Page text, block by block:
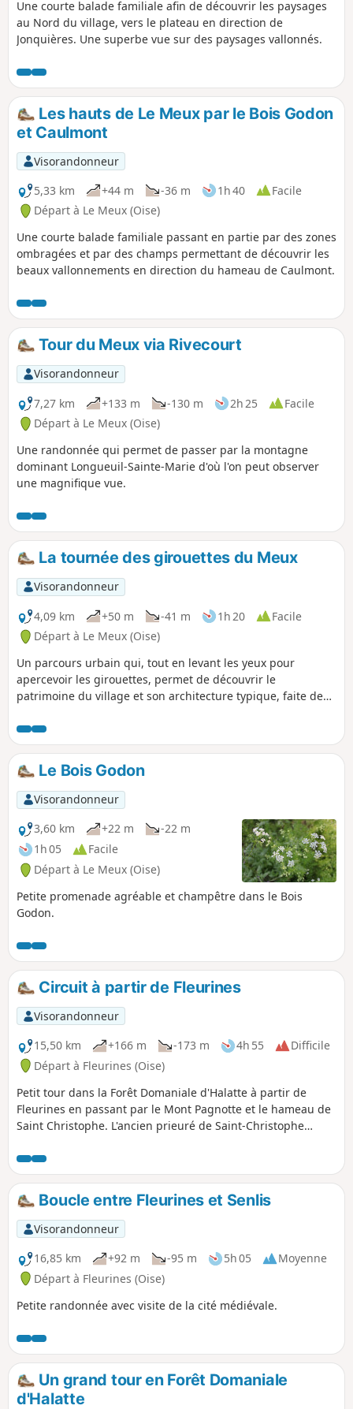
Une courte balade familiale afin de découvrir les paysages
au Nord du village, vers le plateau en direction de
Jonquières. Une superbe vue sur des paysages vallonnés.
Les hauts de Le Meux par le Bois Godon
et Caulmont
Visorandonneur
5,33 km
+44 m -36 m 1h 40
Facile
Départ à Le Meux (Oise)
Une courte balade familiale passant en partie par des zones
ombragées et par des champs permettant de découvrir les
beaux vallonnements en direction du hameau de Caulmont.
Tour du Meux via Rivecourt
Visorandonneur
7,27 km
+133 m -130 m 2h 25
Facile
Départ à Le Meux (Oise)
Une randonnée qui permet de passer par la montagne
dominant Longueuil-Sainte-Marie d'où l'on peut observer
une magnifique vue.
La tournée des girouettes du Meux
Visorandonneur
4,09 km
+50 m -41 m 1h 20
Facile
Départ à Le Meux (Oise)
Un parcours urbain qui, tout en levant les yeux pour
apercevoir les girouettes, permet de découvrir le
patrimoine du village et son architecture typique, faite de
XIXe siècle dans le centre, et d'autres, plus contemporaines,
dans les extensions plus récentes.
Le Bois Godon
Visorandonneur
3,60 km
+22 m
-22 m
1h 05
Facile
Départ à Le Meux (Oise)
Petite promenade agréable et champêtre dans le Bois
Godon.
Circuit à partir de Fleurines
Visorandonneur
15,50 km
+166 m -173 m 4h 55
Difficile
Départ à Fleurines (Oise)
Petit tour dans la Forêt Domaniale d'Halatte à partir de
Fleurines en passant par le Mont Pagnotte et le hameau de
Saint Christophe. L'ancien prieuré de Saint-Christophe
architectural de Fleurines ; il est classé au titre des
Monuments Historiques. La commune est également riche
d'un important patrimoine naturel et paysager, et intègre le
périmètre d'une zone naturelle d'intérêt écologique,
faunistique et floristique (ZNIEFF). Depuis sa création en
2004, Fleurines entre également dans le périmètre du Parc
Naturel Régional Oise Pays de France.
Boucle entre Fleurines et Senlis
Visorandonneur
16,85 km
+92 m -95 m 5h 05
Moyenne
Départ à Fleurines (Oise)
Petite randonnée avec visite de la cité médiévale.
Un grand tour en Forêt Domaniale
d'Halatte